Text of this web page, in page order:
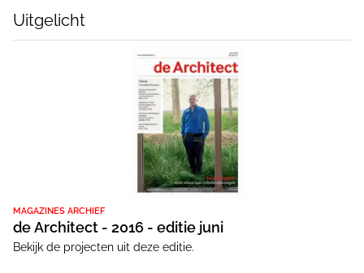
Uitgelicht
MAGAZINES ARCHIEF
de Architect - 2016 - editie juni
Bekijk de projecten uit deze editie.